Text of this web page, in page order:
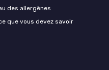
des allergènes
que vous devez savoir